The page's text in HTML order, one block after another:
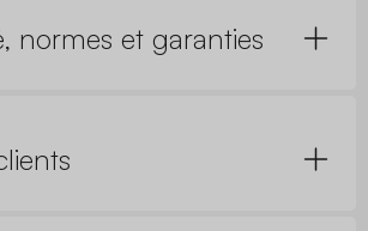
normes et garanties